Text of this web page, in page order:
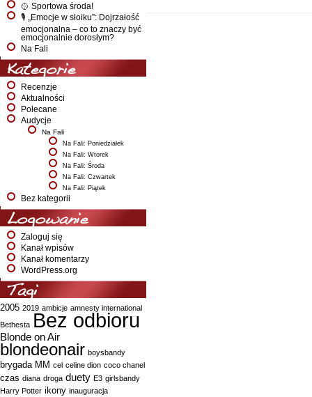
🥎 Sportowa środa!
🎙️ „Emocje w słoiku”: Dojrzałość
emocjonalna – co to znaczy być
emocjonalnie dorosłym?
Na Fali
Kategorie
Recenzje
Aktualności
Polecane
Audycje
Na Fali
Na Fali: Poniedziałek
Na Fali: Wtorek
Na Fali: Środa
Na Fali: Czwartek
Na Fali: Piątek
Bez kategorii
Logowanie
Zaloguj się
Kanał wpisów
Kanał komentarzy
WordPress.org
Tagi
2005 2019 ambicje amnesty international
Bethesta Bez odbioru
Blonde on Air
blondeonair boysbandy
brygada MM cel celine dion coco chanel
czas diana droga duety E3 girlsbandy
Harry Potter ikony inauguracja